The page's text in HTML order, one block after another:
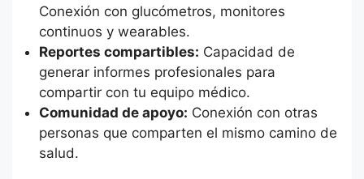
Conexión con glucómetros, monitores
continuos y wearables.
Reportes compartibles: Capacidad de
generar informes profesionales para
compartir con tu equipo médico.
Comunidad de apoyo: Conexión con otras
personas que comparten el mismo camino de
salud.